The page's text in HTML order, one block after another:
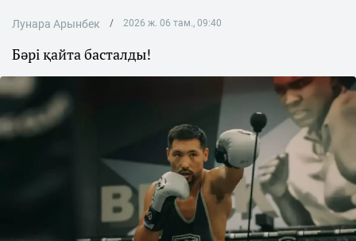
Лунара Арынбек 2026 ж. 06 там., 09:40
Бәрі қайта басталды!